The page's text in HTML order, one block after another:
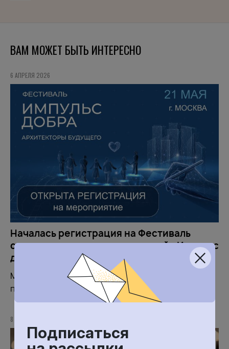
ВАМ МОЖЕТ БЫТЬ ИНТЕРЕСНО
6 АПРЕЛЯ 2026
Началась регистрация на Фестиваль
социальных предпринимателей «Импульс
добра»
Мероприятие пройдёт 21 мая в Москве на
площадке Цифрового делового пространства
8 МАЯ 2026
Подписаться